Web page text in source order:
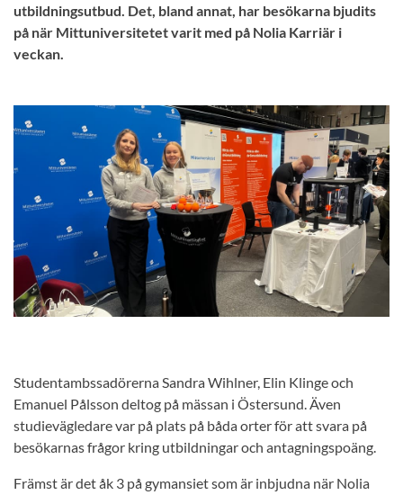
utbildningsutbud. Det, bland annat, har besökarna bjudits
på när Mittuniversitetet varit med på Nolia Karriär i
veckan.
Studentambssadörerna Sandra Wihlner, Elin Klinge och
Emanuel Pålsson deltog på mässan i Östersund. Även
studievägledare var på plats på båda orter för att svara på
besökarnas frågor kring utbildningar och antagningspoäng.
Främst är det åk 3 på gymansiet som är inbjudna när Nolia